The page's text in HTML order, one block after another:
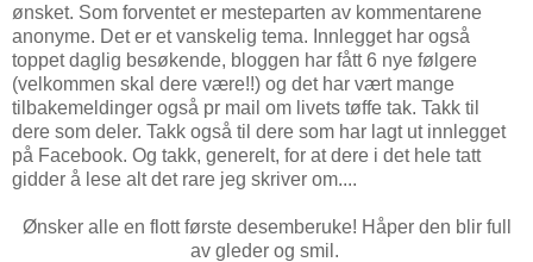
ønsket. Som forventet er mesteparten av kommentarene
anonyme. Det er et vanskelig tema. Innlegget har også
toppet daglig besøkende, bloggen har fått 6 nye følgere
(velkommen skal dere være!!) og det har vært mange
tilbakemeldinger også pr mail om livets tøffe tak. Takk til
dere som deler. Takk også til dere som har lagt ut innlegget
på Facebook. Og takk, generelt, for at dere i det hele tatt
gidder å lese alt det rare jeg skriver om....
Ønsker alle en flott første desemberuke! Håper den blir full
av gleder og smil.